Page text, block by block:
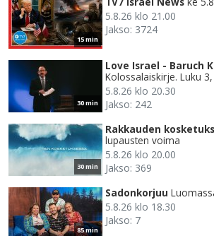
15 min
5.8.26 klo 21.00
Jakso: 3724
30 min
Love Israel - Baruch
Kolossalaiskirje. Luku
5.8.26 klo 20.30
Jakso: 242
30 min
Rakkauden
lupausten voima
5.8.26 klo 20.00
Jakso: 369
85 min
Sadonkorjuu
5.8.26 klo 18.30
Jakso: 7